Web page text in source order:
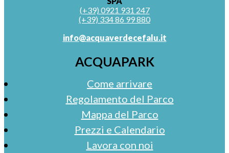
(+39) 0921 931 247
(+39) 334 86 99 880
info@acquaverdecefalu.it
ACQUAPARK
Come arrivare
Regolamento del Parco
Mappa del Parco
Prezzi e Calendario
Lavora con noi